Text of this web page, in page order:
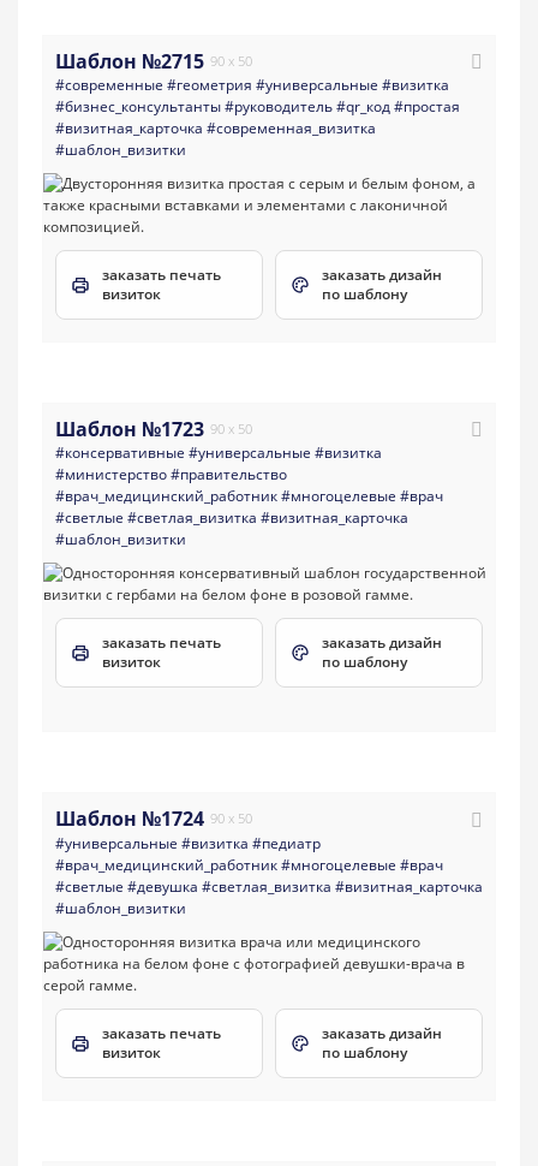
Шаблон №2715 90 x 50
#современные #геометрия #универсальные #визитка
#бизнес_консультанты#руководитель#qr_код#простая
#визитная_карточка #современная_визитка
#шаблон_визитки
заказать печать
визиток
заказать дизайн
по шаблону
Шаблон №1723 90 x 50
#консервативные #универсальные #визитка
#министерство#правительство
#врач_медицинский_работник#многоцелевые #врач
#светлые #светлая_визитка #визитная_карточка
#шаблон_визитки
заказать печать
визиток
заказать дизайн
по шаблону
Шаблон №1724 90 x 50
#универсальные #визитка #педиатр
#врач_медицинский_работник#многоцелевые #врач
#светлые #девушка #светлая_визитка #визитная_карточка
#шаблон_визитки
заказать печать
визиток
заказать дизайн
по шаблону